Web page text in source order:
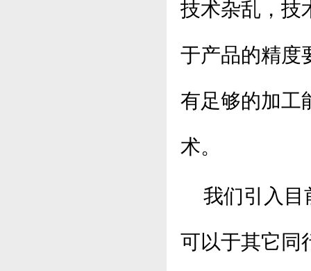
技术杂乱，技
于产品的精度
有足够的加工
术。
我们引入目
可以于其它同